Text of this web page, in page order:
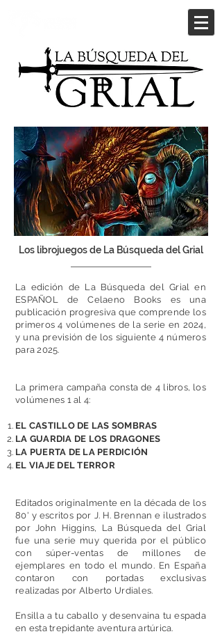
Los librojuegos de La Búsqueda del Grial
La edición de La Búsqueda del Grial en
ESPAÑOL de Celaeno Books es una
publicación progresiva que comprende los
primeros 4 volúmenes de la serie en 2024,
y una previsión de los siguiente 4 números
para 2025.
La primera campaña consta de 4 libros, los
volúmenes 1 al 4:
EL CASTILLO DE LAS SOMBRAS
LA GUARDIA DE LOS DRAGONES
LA PUERTA DE LA PERDICIÓN
EL VIAJE DEL TERROR
Editados originalmente en la década de los
80' y escritos por J. H. Brennan e ilustrados
por John Higgins, La Búsqueda del Grial
fue una serie muy querida por el público
con súper-ventas de millones de
ejemplares en todo el mundo. En España
contaron con portadas exclusivas
realizadas por Alberto Urdiales.
Ensilla a tu caballo y desenvaina tu espada
en esta trepidante aventura artúrica.